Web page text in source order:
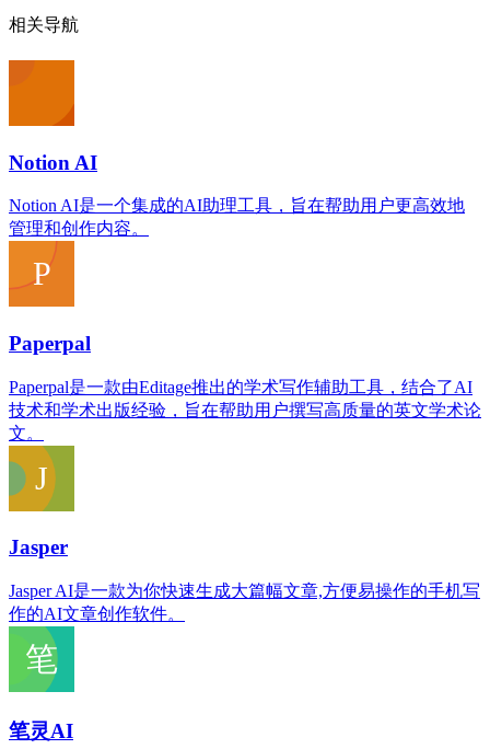
相关导航
‌Notion AI
‌Notion AI‌是一个集成的AI助理工具，旨在帮助用户更高效地
管理和创作内容。
Paperpal
‌Paperpal‌是一款由Editage推出的学术写作辅助工具，结合了AI
技术和学术出版经验，旨在帮助用户撰写高质量的英文学术论
文。
Jasper
Jasper AI是一款为你快速生成大篇幅文章,方便易操作的手机写
作的AI文章创作软件。
笔灵AI